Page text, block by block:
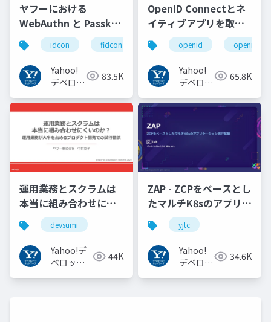
ヤフーにおける
WebAuthn と Passkey
の UX の紹介と考察
#idcon #fidcon
idcon fidcon
Yahoo!
デベロッ
トワーク
83.5K
OpenID Connectとネ
イティブアプリを取り
巻く仕様と動向 Yahoo!
JAPANの取り組み
#openid
#openid_tokyo
openid
Yahoo!
デベロッ
トワーク
65.8K
運用業務とスクラムは
本当に組み合わせにく
いのか︖運用業務が大
半を占めるプロダクト
開発での試行錯誤
devsumi
Yahoo!デ
ベロッパ
44K
ZAP - ZCPをベースとし
たマルチK8sのアプリケ
ーション実行基盤
#YJTC / YJTC21 B-3
yjtc
Yahoo!
デベロッ
34.6K